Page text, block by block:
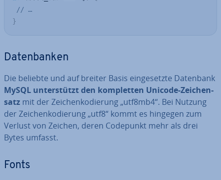
// …
}
Da­ten­ban­ken
Die beliebte und auf breiter Basis ein­ge­setz­te Datenbank
MySQL un­ter­stützt den kom­plet­ten Unicode-Zei­chen­
satz mit der Zei­chen­ko­die­rung „utf8mb4“. Bei Nutzung
der Zei­chen­ko­die­rung „utf8“ kommt es hingegen zum
Verlust von Zeichen, deren Codepunkt mehr als drei
Bytes umfasst.
Fonts